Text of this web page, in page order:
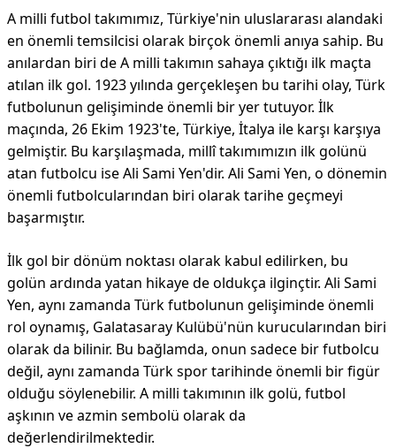
A milli futbol takımımız, Türkiye'nin uluslararası alandaki
en önemli temsilcisi olarak birçok önemli anıya sahip. Bu
anılardan biri de A milli takımın sahaya çıktığı ilk maçta
atılan ilk gol. 1923 yılında gerçekleşen bu tarihi olay, Türk
futbolunun gelişiminde önemli bir yer tutuyor. İlk
maçında, 26 Ekim 1923'te, Türkiye, İtalya ile karşı karşıya
gelmiştir. Bu karşılaşmada, millî takımımızın ilk golünü
atan futbolcu ise Ali Sami Yen'dir. Ali Sami Yen, o dönemin
önemli futbolcularından biri olarak tarihe geçmeyi
başarmıştır.
İlk gol bir dönüm noktası olarak kabul edilirken, bu
golün ardında yatan hikaye de oldukça ilginçtir. Ali Sami
Yen, aynı zamanda Türk futbolunun gelişiminde önemli
rol oynamış, Galatasaray Kulübü'nün kurucularından biri
olarak da bilinir. Bu bağlamda, onun sadece bir futbolcu
değil, aynı zamanda Türk spor tarihinde önemli bir figür
olduğu söylenebilir. A milli takımının ilk golü, futbol
aşkının ve azmin sembolü olarak da
değerlendirilmektedir.